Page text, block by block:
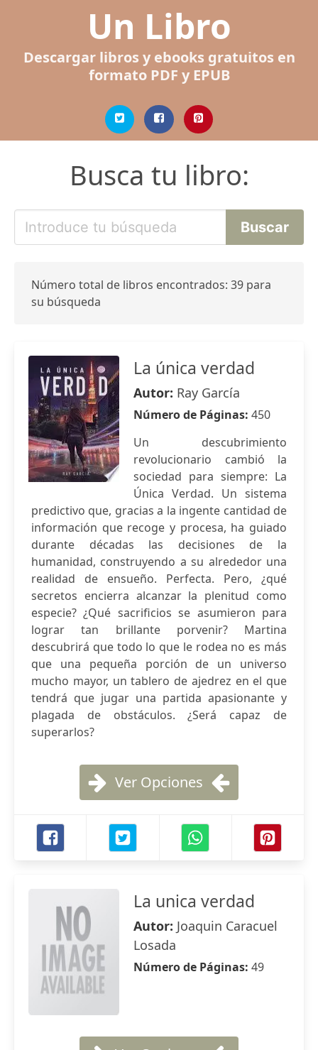
Un Libro
Descargar libros y ebooks gratuitos en
formato PDF y EPUB
Busca tu libro:
Número total de libros encontrados: 39 para
su búsqueda
La única verdad
Autor: Ray García
Número de Páginas: 450
Un descubrimiento
revolucionario cambió la
sociedad para siempre: La
Única Verdad. Un sistema
predictivo que, gracias a la ingente cantidad de
información que recoge y procesa, ha guiado
durante décadas las decisiones de la
humanidad, construyendo a su alrededor una
realidad de ensueño. Perfecta. Pero, ¿qué
secretos encierra alcanzar la plenitud como
especie? ¿Qué sacrificios se asumieron para
lograr tan brillante porvenir? Martina
descubrirá que todo lo que le rodea no es más
que una pequeña porción de un universo
mucho mayor, un tablero de ajedrez en el que
tendrá que jugar una partida apasionante y
plagada de obstáculos. ¿Será capaz de
superarlos?
Ver Opciones
La unica verdad
Autor: Joaquin Caracuel
Losada
Número de Páginas: 49